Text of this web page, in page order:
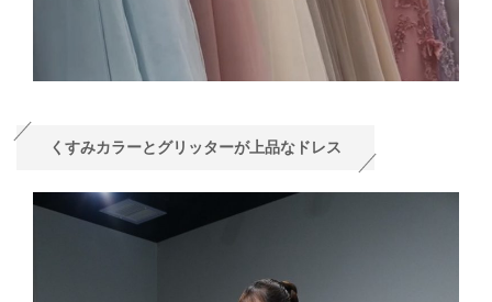
くすみカラーとグリッターが上品なドレス